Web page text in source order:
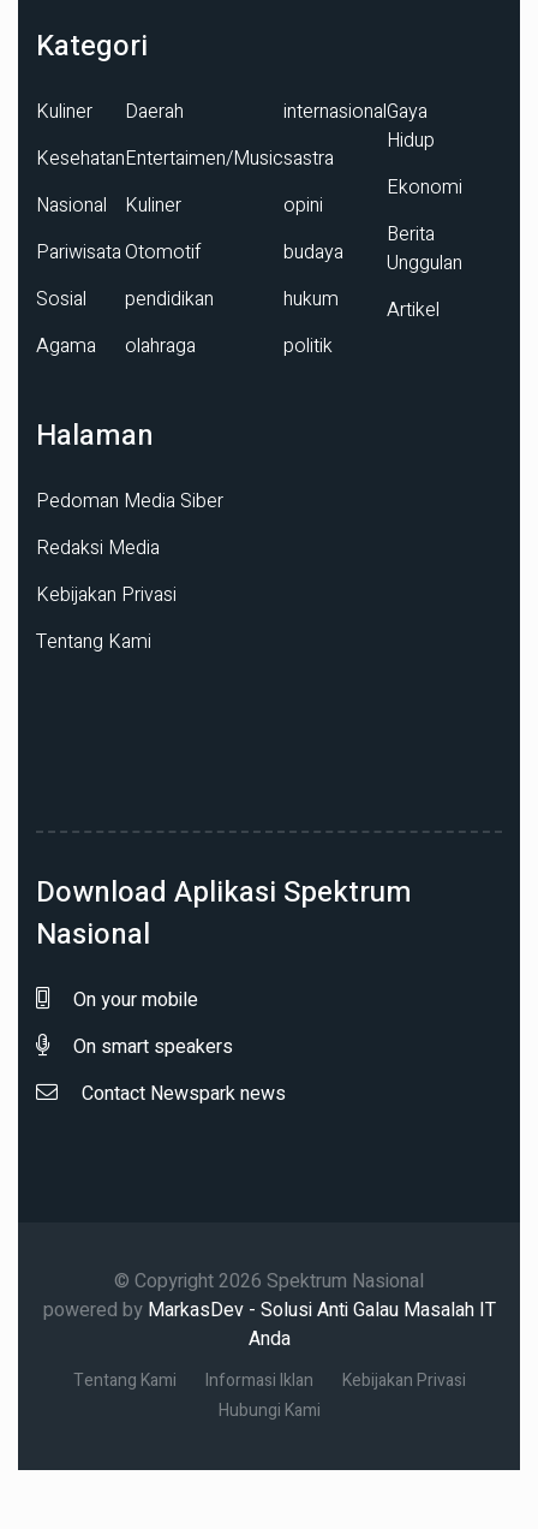
Kategori
Kuliner
Kesehatan
Nasional
Pariwisata
Sosial
Agama
Daerah
Entertaimen/Music
Kuliner
Otomotif
pendidikan
olahraga
internasional
sastra
opini
budaya
hukum
politik
Gaya
Hidup
Ekonomi
Berita
Unggulan
Artikel
Halaman
Pedoman Media Siber
Redaksi Media
Kebijakan Privasi
Tentang Kami
Download Aplikasi Spektrum
Nasional
On your mobile
On smart speakers
Contact Newspark news
© Copyright 2026 Spektrum Nasional
powered by MarkasDev - Solusi Anti Galau Masalah IT
Anda
Tentang Kami Informasi Iklan
Kebijakan Privasi
Hubungi Kami